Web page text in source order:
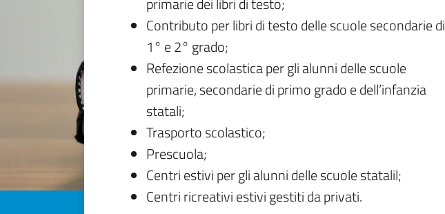
Contributo per libri di testo delle scuole secondarie di
1° e 2° grado;
Refezione scolastica per gli alunni delle scuole
primarie, secondarie di primo grado e dell’infanzia
statali;
Trasporto scolastico;
Prescuola;
Centri estivi per gli alunni delle scuole statalil;
Centri ricreativi estivi gestiti da privati.